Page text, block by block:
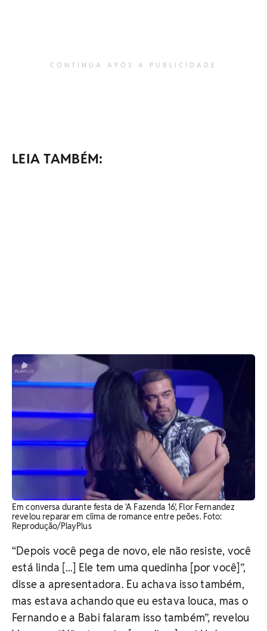
CONTINUA APÓS A PUBLICIDADE
LEIA TAMBÉM:
Em conversa durante festa de 'A Fazenda 16', Flor Fernandez
revelou reparar em clima de romance entre peões. ​Foto:
Reprodução/PlayPlus
“Depois você pega de novo, ele não resiste, você
está linda [...] Ele tem uma quedinha [por você]”,
disse a apresentadora. Eu achava isso também,
mas estava achando que eu estava louca, mas o
Fernando e a Babi falaram isso também”, revelou